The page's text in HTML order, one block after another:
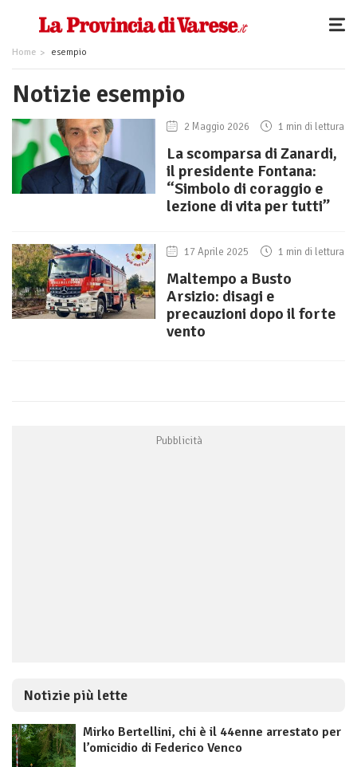
Home esempio
Notizie esempio
2 Maggio 2026 1 min di lettura
La scomparsa di Zanardi,
il presidente Fontana:
“Simbolo di coraggio e
lezione di vita per tutti”
17 Aprile 2025 1 min di lettura
Maltempo a Busto
Arsizio: disagi e
precauzioni dopo il forte
vento
Notizie più lette
Mirko Bertellini, chi è il 44enne arrestato per
l’omicidio di Federico Venco